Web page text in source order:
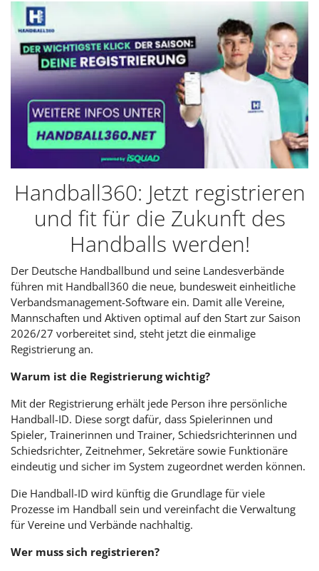
Handball360: Jetzt registrieren
und fit für die Zukunft des
Handballs werden!
Der Deutsche Handballbund und seine Landesverbände
führen mit Handball360 die neue, bundesweit einheitliche
Verbandsmanagement-Software ein. Damit alle Vereine,
Mannschaften und Aktiven optimal auf den Start zur Saison
2026/27 vorbereitet sind, steht jetzt die einmalige
Registrierung an.
Warum ist die Registrierung wichtig?
Mit der Registrierung erhält jede Person ihre persönliche
Handball-ID. Diese sorgt dafür, dass Spielerinnen und
Spieler, Trainerinnen und Trainer, Schiedsrichterinnen und
Schiedsrichter, Zeitnehmer, Sekretäre sowie Funktionäre
eindeutig und sicher im System zugeordnet werden können.
Die Handball-ID wird künftig die Grundlage für viele
Prozesse im Handball sein und vereinfacht die Verwaltung
für Vereine und Verbände nachhaltig.
Wer muss sich registrieren?